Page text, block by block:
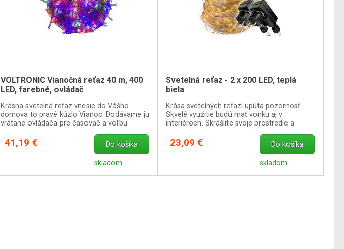
VOLTRONIC Vianočná reťaz 40 m, 400
LED, farebné, ovládač
Krásna svetelná reťaz vnesie do Vášho
domova to pravé kúzlo Vianoc. Dodávame ju
vrátane ovládača pre časovač a voľbu
41,19 € Do košíka
skladom
Svetelná reťaz - 2 x 200 LED, teplá
biela
Krása svetelných reťazí upúta pozornosť.
Skvelé využitie budú mať vonku aj v
interiéroch. Skrášlite svoje prostredie a
23,09 € Do košíka
skladom